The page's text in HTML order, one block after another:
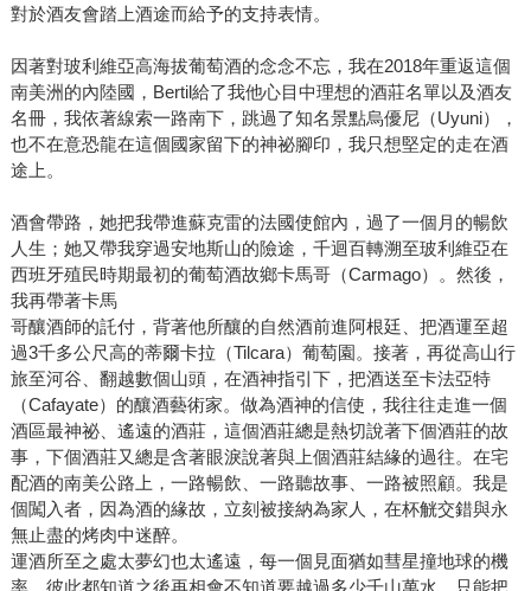
對於酒友會踏上酒途而給予的支持表情。
因著對玻利維亞高海拔葡萄酒的念念不忘，我在2018年重返這個
南美洲的內陸國，Bertil給了我他心目中理想的酒莊名單以及酒友
名冊，我依著線索一路南下，跳過了知名景點烏優尼（Uyuni），
也不在意恐龍在這個國家留下的神祕腳印，我只想堅定的走在酒
途上。
酒會帶路，她把我帶進蘇克雷的法國使館內，過了一個月的暢飲
人生；她又帶我穿過安地斯山的險途，千迴百轉溯至玻利維亞在
西班牙殖民時期最初的葡萄酒故鄉卡馬哥（Carmago）。然後，
我再帶著卡馬
哥釀酒師的託付，背著他所釀的自然酒前進阿根廷、把酒運至超
過3千多公尺高的蒂爾卡拉（Tilcara）葡萄園。接著，再從高山行
旅至河谷、翻越數個山頭，在酒神指引下，把酒送至卡法亞特
（Cafayate）的釀酒藝術家。做為酒神的信使，我往往走進一個
酒區最神祕、遙遠的酒莊，這個酒莊總是熱切說著下個酒莊的故
事，下個酒莊又總是含著眼淚說著與上個酒莊結緣的過往。在宅
配酒的南美公路上，一路暢飲、一路聽故事、一路被照顧。我是
個闖入者，因為酒的緣故，立刻被接納為家人，在杯觥交錯與永
無止盡的烤肉中迷醉。
運酒所至之處太夢幻也太遙遠，每一個見面猶如彗星撞地球的機
率，彼此都知道之後再相會不知道要越過多少千山萬水，只能把